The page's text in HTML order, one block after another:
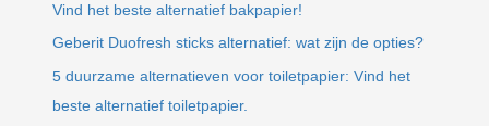
Vind het beste alternatief bakpapier!
Geberit Duofresh sticks alternatief: wat zijn de opties?
5 duurzame alternatieven voor toiletpapier: Vind het
beste alternatief toiletpapier.